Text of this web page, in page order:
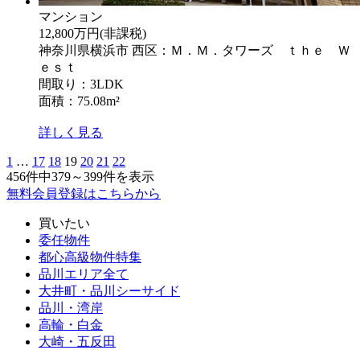
マンション
12,800万円(非課税)
神奈川県横浜市 西区：Ｍ．Ｍ．タワーズ ｔｈｅ Ｗ
ｅｓｔ
間取り：3LDK
面積：75.08m²
詳しく見る
1 … 17 18 19 20 21 22
456件中379～399件を表示
無料会員登録はこちらから
買いたい
委任物件
都心高級物件特集
品川エリア全て
大井町・品川シーサイド
品川・湾岸
高輪・白金
大崎・五反田